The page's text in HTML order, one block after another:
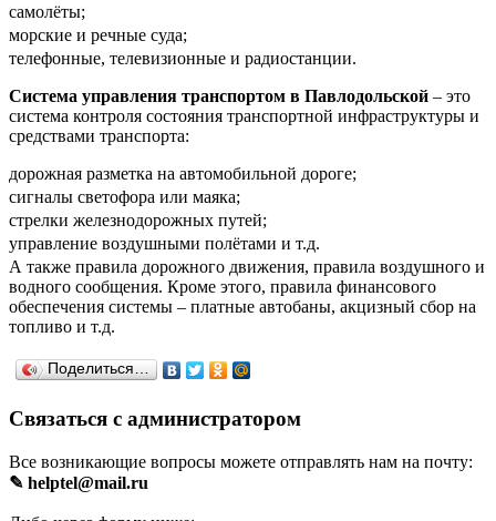
самолёты;
морские и речные суда;
телефонные, телевизионные и радиостанции.
Система управления транспортом в Павлодольской – это
система контроля состояния транспортной инфраструктуры и
средствами транспорта:
дорожная разметка на автомобильной дороге;
сигналы светофора или маяка;
стрелки железнодорожных путей;
управление воздушными полётами и т.д.
А также правила дорожного движения, правила воздушного и
водного сообщения. Кроме этого, правила финансового
обеспечения системы – платные автобаны, акцизный сбор на
топливо и т.д.
Поделиться…
Связаться с администратором
Все возникающие вопросы можете отправлять нам на почту:
✎ helptel@mail.ru